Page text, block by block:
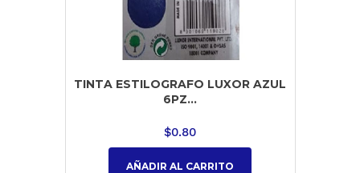
TINTA ESTILOGRAFO LUXOR AZUL
6PZ...
$0.80
AÑADIR AL CARRITO